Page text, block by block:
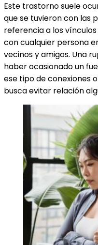
Este trastorno suele
que se tuvieron con las
referencia a los
con cualquier persona
vecinos y amigos. Una
haber ocasionado un
ese tipo de conexiones
busca evitar relación